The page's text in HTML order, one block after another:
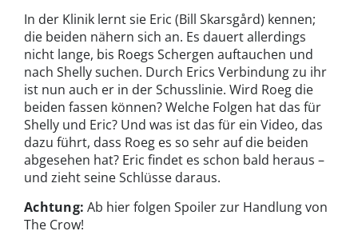
In der Klinik lernt sie Eric (Bill Skarsgård) kennen;
die beiden nähern sich an. Es dauert allerdings
nicht lange, bis Roegs Schergen auftauchen und
nach Shelly suchen. Durch Erics Verbindung zu ihr
ist nun auch er in der Schusslinie. Wird Roeg die
beiden fassen können? Welche Folgen hat das für
Shelly und Eric? Und was ist das für ein Video, das
dazu führt, dass Roeg es so sehr auf die beiden
abgesehen hat? Eric findet es schon bald heraus –
und zieht seine Schlüsse daraus.
Achtung: Ab hier folgen Spoiler zur Handlung von
The Crow!